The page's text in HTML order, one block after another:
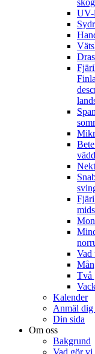
UV-
Vad
Två
Kalender
Anmäl dig
Din sida
Om oss
Bakgrund
Vad gör vi